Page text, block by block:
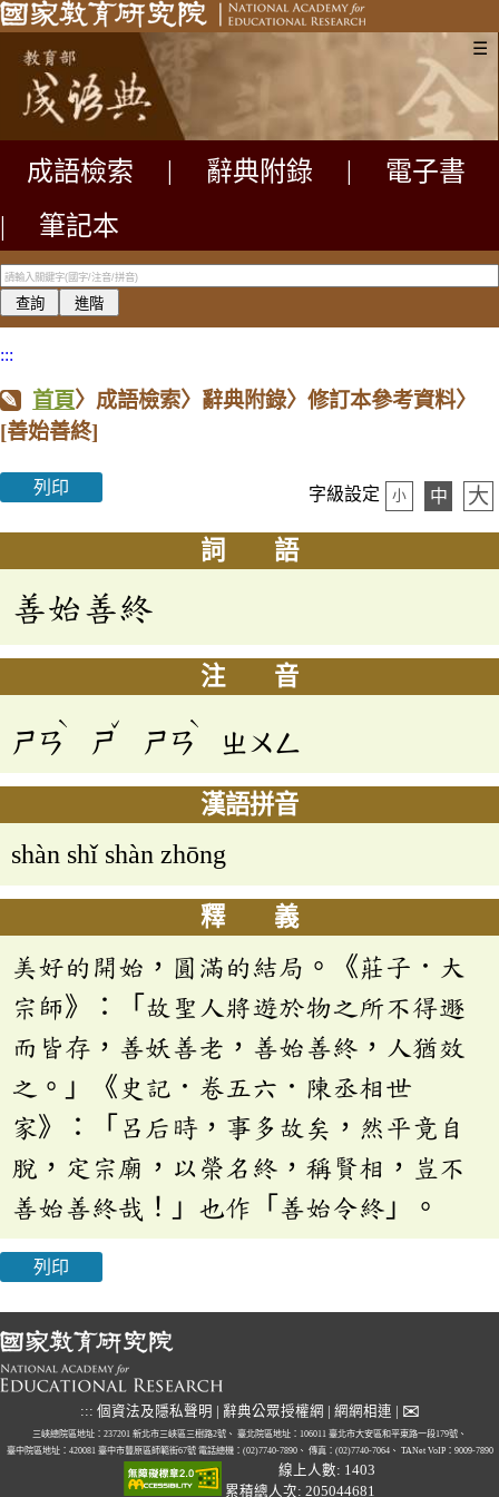
☰
成語檢索 辭典附錄
電子書
|
筆記本
:::
首頁〉成語檢索〉辭典附錄〉修訂本參考資料〉
[善始善終]
列印 字級設定 小 中 大
詞 語
善始善終
注 音
ㄕㄢ
ˋ
ㄕ
ˇ
ㄕㄢ
ˋ
ㄓㄨㄥ
漢語拼音
shàn shǐ shàn zhōng
釋 義
美好的開始，圓滿的結局。《莊子．大
宗師》：「故聖人將遊於物之所不得遯
而皆存，善妖善老，善始善終，人猶效
之。」《史記．卷五六．陳丞相世
家》：「呂后時，事多故矣，然平竟自
脫，定宗廟，以榮名終，稱賢相，豈不
善始善終哉！」也作「善始令終」。
列印
::: 個資法及隱私聲明 辭典公眾授權網 網網相連 ✉
三峽總院區地址：237201 新北市三峽區三樹路2號、 臺北院區地址：106011 臺北市大安區和平東路一段179號、
臺中院區地址：420081 臺中市豐原區師範街67號 電話總機：(02)7740-7890、 傳真：(02)7740-7064、 TANet VoIP：9009-7890
線上人數: 1403
累積總人次: 205044681